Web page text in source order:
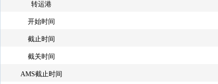
转运港
开始时间
截止时间
截关时间
AMS截止时间